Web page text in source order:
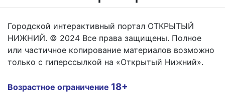
Городской интерактивный портал ОТКРЫТЫЙ
НИЖНИЙ. © 2024 Все права защищены. Полное
или частичное копирование материалов возможно
только с гиперссылкой на «Открытый Нижний».
Возрастное ограничение 18+